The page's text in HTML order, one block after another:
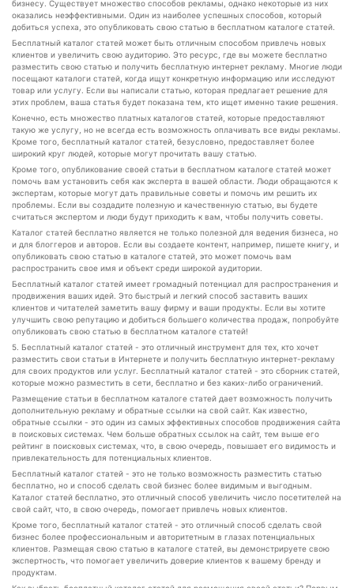
бизнесу. Существует множество способов рекламы, однако некоторые из них
оказались неэффективными. Один из наиболее успешных способов, который
добиться успеха, это опубликовать свою статью в бесплатном каталоге статей.
Бесплатный каталог статей может быть отличным способом привлечь новых
клиентов и увеличить свою аудиторию. Это ресурс, где вы можете бесплатно
разместить свою статью и получить бесплатную интернет рекламу. Многие люди
посещают каталоги статей, когда ищут конкретную информацию или исследуют
товар или услугу. Если вы написали статью, которая предлагает решение для
этих проблем, ваша статья будет показана тем, кто ищет именно такие решения.
Конечно, есть множество платных каталогов статей, которые предоставляют
такую же услугу, но не всегда есть возможность оплачивать все виды рекламы.
Кроме того, бесплатный каталог статей, безусловно, предоставляет более
широкий круг людей, которые могут прочитать вашу статью.
Кроме того, опубликование своей статьи в бесплатном каталоге статей может
помочь вам установить себя как эксперта в вашей области. Люди обращаются к
экспертам, которые могут дать правильные советы и помочь им решить их
проблемы. Если вы создадите полезную и качественную статью, вы будете
считаться экспертом и люди будут приходить к вам, чтобы получить советы.
Каталог статей бесплатно является не только полезной для ведения бизнеса, но
и для блоггеров и авторов. Если вы создаете контент, например, пишете книгу, и
опубликовать свою статью в каталоге статей, это может помочь вам
распространить свое имя и объект среди широкой аудитории.
Бесплатный каталог статей имеет громадный потенциал для распространения и
продвижения ваших идей. Это быстрый и легкий способ заставить ваших
клиентов и читателей заметить вашу фирму и ваши продукты. Если вы хотите
улучшить свою репутацию и добиться большего количества продаж, попробуйте
опубликовать свою статью в бесплатном каталоге статей!
5. Бесплатный каталог статей - это отличный инструмент для тех, кто хочет
разместить свои статьи в Интернете и получить бесплатную интернет-рекламу
для своих продуктов или услуг. Бесплатный каталог статей - это сборник статей,
которые можно разместить в сети, бесплатно и без каких-либо ограничений.
Размещение статьи в бесплатном каталоге статей дает возможность получить
дополнительную рекламу и обратные ссылки на свой сайт. Как известно,
обратные ссылки - это один из самых эффективных способов продвижения сайта
в поисковых системах. Чем больше обратных ссылок на сайт, тем выше его
рейтинг в поисковых системах, что, в свою очередь, повышает его видимость и
привлекательность для потенциальных клиентов.
Бесплатный каталог статей - это не только возможность разместить статью
бесплатно, но и способ сделать свой бизнес более видимым и выгодным.
Каталог статей бесплатно, это отличный способ увеличить число посетителей на
свой сайт, что, в свою очередь, помогает привлечь новых клиентов.
Кроме того, бесплатный каталог статей - это отличный способ сделать свой
бизнес более профессиональным и авторитетным в глазах потенциальных
клиентов. Размещая свою статью в каталоге статей, вы демонстрируете свою
экспертность, что помогает увеличить доверие клиентов к вашему бренду и
продуктам.